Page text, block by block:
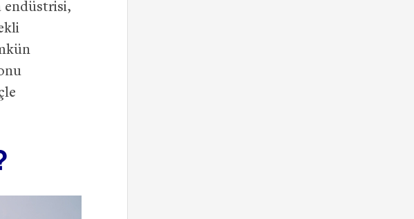
endüstrisi,